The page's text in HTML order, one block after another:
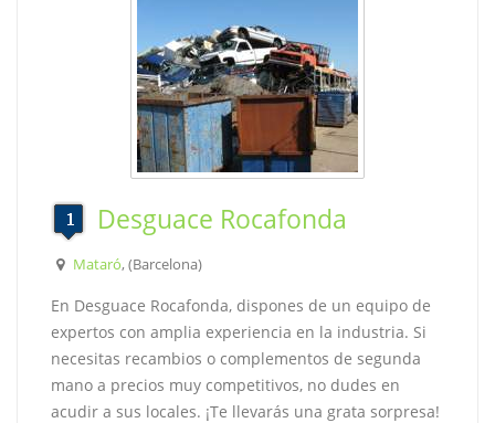
Desguace Rocafonda
Mataró, (Barcelona)
En Desguace Rocafonda, dispones de un equipo de
expertos con amplia experiencia en la industria. Si
necesitas recambios o complementos de segunda
mano a precios muy competitivos, no dudes en
acudir a sus locales. ¡Te llevarás una grata sorpresa!